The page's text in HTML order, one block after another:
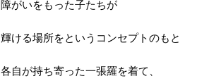
障がいをもった子たちが
輝ける場所をというコンセプトのもと
各自が持ち寄った一張羅を着て、